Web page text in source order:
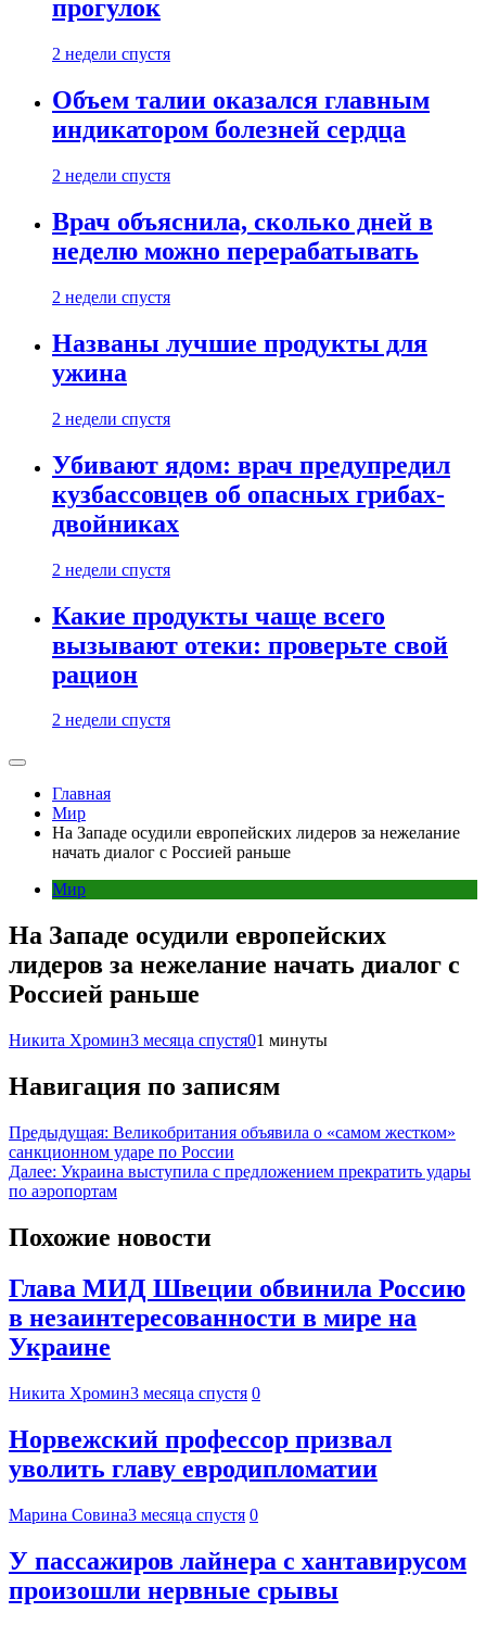
прогулок
2 недели спустя
Объем талии оказался главным
индикатором болезней сердца
2 недели спустя
Врач объяснила, сколько дней в
неделю можно перерабатывать
2 недели спустя
Названы лучшие продукты для
ужина
2 недели спустя
Убивают ядом: врач предупредил
кузбассовцев об опасных грибах-
двойниках
2 недели спустя
Какие продукты чаще всего
вызывают отеки: проверьте свой
рацион
2 недели спустя
Главная
Мир
На Западе осудили европейских лидеров за нежелание
начать диалог с Россией раньше
Мир
На Западе осудили европейских
лидеров за нежелание начать диалог с
Россией раньше
Никита Хромин3 месяца спустя01 минуты
Навигация по записям
Предыдущая: Великобритания объявила о «самом жестком»
санкционном ударе по России
Далее: Украина выступила с предложением прекратить удары
по аэропортам
Похожие новости
Глава МИД Швеции обвинила Россию
в незаинтересованности в мире на
Украине
Никита Хромин3 месяца спустя 0
Норвежский профессор призвал
уволить главу евродипломатии
Марина Совина3 месяца спустя 0
У пассажиров лайнера с хантавирусом
произошли нервные срывы